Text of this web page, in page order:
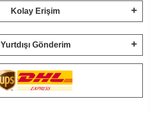
Kolay Erişim
Yurtdışı Gönderim